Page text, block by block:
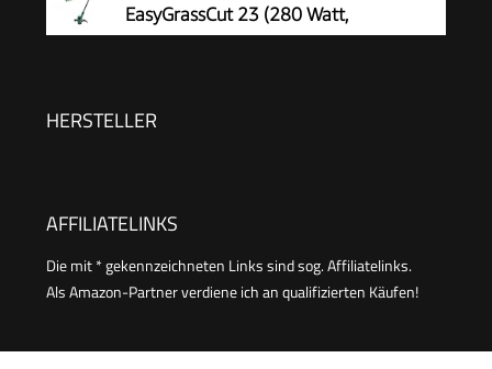
EasyGrassCut 23 (280 Watt,
HERSTELLER
AFFILIATELINKS
Die mit * gekennzeichneten Links sind sog. Affiliatelinks.
Als Amazon-Partner verdiene ich an qualifizierten Käufen!